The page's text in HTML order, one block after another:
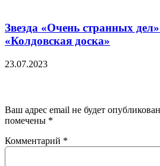
Звезда «Очень странных
«Колдовская доска»
23.07.2023
Ваш адрес email не будет
помечены *
Комментарий *